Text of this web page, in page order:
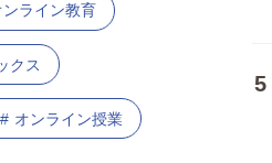
ンライン教育
クス
オンライン授業